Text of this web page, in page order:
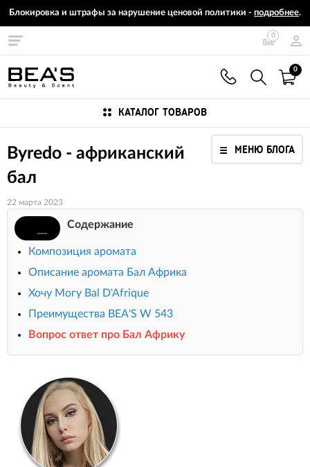
Блокировка и штрафы за нарушение ценовой политики - подробнее.
0
0
КАТАЛОГ ТОВАРОВ
МЕНЮ БЛОГА
Byredo - африканский
бал
22 марта 2023
Содержание
Композиция аромата
Описание аромата Бал Африка
Хочу Могу Bal D'Afrique
Преимущества BEA'S W 543
Вопрос ответ про Бал Африку